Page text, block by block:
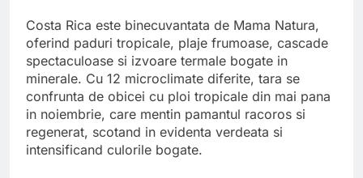
Costa Rica este binecuvantata de Mama Natura,
oferind paduri tropicale, plaje frumoase, cascade
spectaculoase si izvoare termale bogate in
minerale. Cu 12 microclimate diferite, tara se
confrunta de obicei cu ploi tropicale din mai pana
in noiembrie, care mentin pamantul racoros si
regenerat, scotand in evidenta verdeata si
intensificand culorile bogate.